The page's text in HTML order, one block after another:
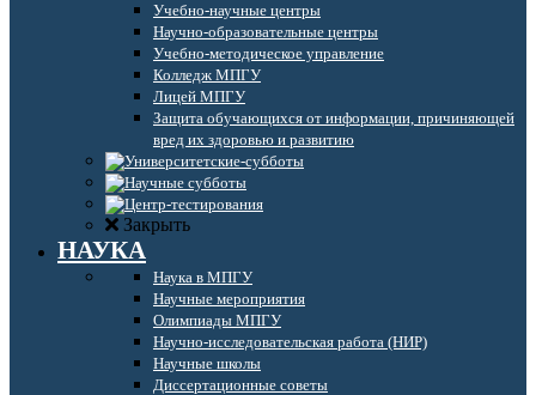
Учебно-научные центры
Научно-образовательные центры
Учебно-методическое управление
Колледж МПГУ
Лицей МПГУ
Защита обучающихся от информации, причиняющей
вред их здоровью и развитию
Закрыть
НАУКА
Наука в МПГУ
Научные мероприятия
Олимпиады МПГУ
Научно-исследовательская работа (НИР)
Научные школы
Диссертационные советы